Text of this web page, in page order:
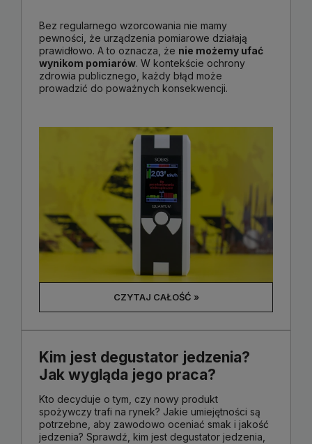
Bez regularnego wzorcowania nie mamy
pewności, że urządzenia pomiarowe działają
prawidłowo. A to oznacza, że nie możemy ufać
wynikom pomiarów. W kontekście ochrony
zdrowia publicznego, każdy błąd może
prowadzić do poważnych konsekwencji.
CZYTAJ CAŁOŚĆ »
Kim jest degustator jedzenia?
Jak wygląda jego praca?
Kto decyduje o tym, czy nowy produkt
spożywczy trafi na rynek? Jakie umiejętności są
potrzebne, aby zawodowo oceniać smak i jakość
jedzenia? Sprawdź, kim jest degustator jedzenia,